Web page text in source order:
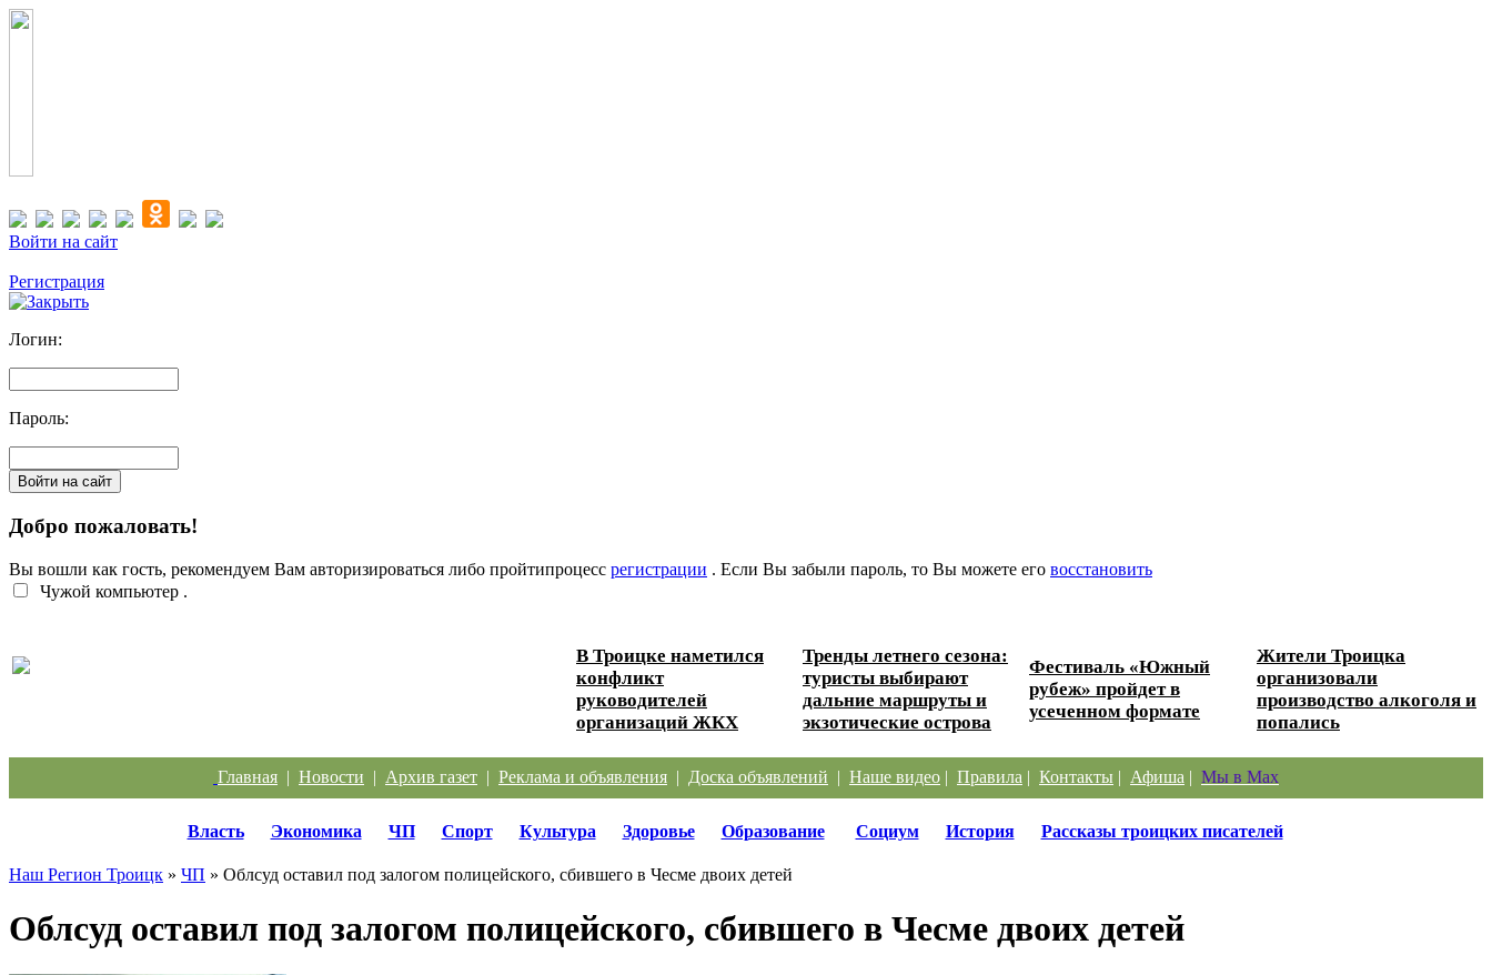
Войти на сайт
Регистрация
Логин:
Пароль:
Добро пожаловать!
Вы вошли как гость, рекомендуем Вам авторизироваться либо пройтипроцесс регистрации . Если Вы забыли пароль, то Вы можете его восстановить
Чужой компьютер .
В Троицке наметился
конфликт
руководителей
организаций ЖКХ
Тренды летнего сезона:
туристы выбирают
дальние маршруты и
экзотические острова
Фестиваль «Южный
рубеж» пройдет в
усеченном формате
Жители Троицка
организовали
производство алкоголя и
попались
Главная | Новости | Архив газет | Реклама и объявления | Доска объявлений | Наше видео | Правила | Контакты | Афиша | Мы в Max
Власть Экономика ЧП Спорт Культура Здоровье Образование Социум История Рассказы троицких писателей
Наш Регион Троицк » ЧП » Облсуд оставил под залогом полицейского, сбившего в Чесме двоих детей
Облсуд оставил под залогом полицейского, сбившего в Чесме двоих детей